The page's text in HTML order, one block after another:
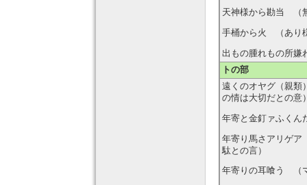
天神様から勘当 （
手桶から火 （あり
出もの腫れもの所嫌
トの部
遠くのオヤグ（親
の情は大切だとの意
年寄と金釘ァふく
年寄り馬さアリゲ
駄との言）
年寄りの耳喰う （